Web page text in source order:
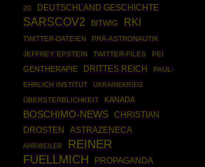
2G DEUTSCHLAND GESCHICHTE
SARSCOV2 BITWIG RKI
TWITTER-DATEIEN
PRÄ-ASTRONAUTIK
JEFFREY EPSTEIN
TWITTER-FILES PEI
GENTHERAPIE DRITTES REICH
PAUL-
EHRLICH INSTITUT
UKRAINEKRIEG
ÜBERSTERBLICHKEIT
KANADA
BOSCHIMO-NEWS
CHRISTIAN
DROSTEN
ASTRAZENECA
AHRWEILER
REINER
FUELLMICH
PROPAGANDA